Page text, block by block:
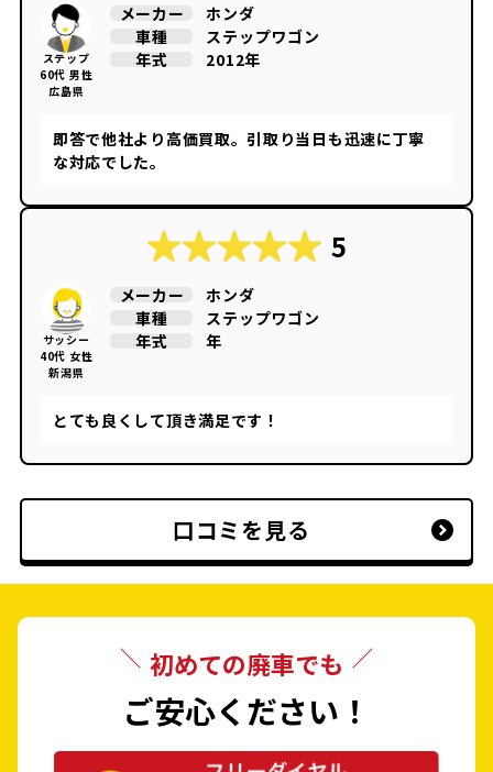
ステップ
60代 男性
広島県
メーカー
ホンダ
車種
ステップワゴン
年式
2012年
即答で他社より高価買取。引取り当日も迅速に丁寧
な対応でした。
5
サッシー
40代 女性
新潟県
メーカー
ホンダ
車種
ステップワゴン
年式
年
とても良くして頂き満足です！
口コミを見る
初めての廃車でも
ご安心ください！